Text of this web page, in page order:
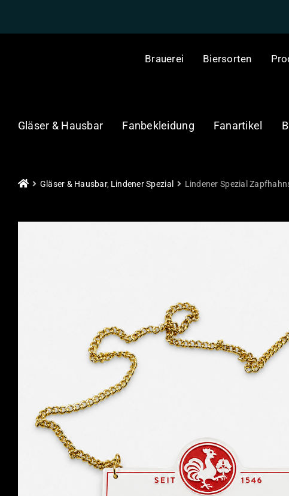
Brauerei Biersorten
Gläser & Hausbar Fanbekleidung Fanartikel
Gläser & Hausbar Lindener Spezial Lindener Spezial